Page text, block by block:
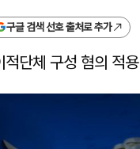
구글 검색 선호 출처로 추가
단체 구성 혐의 적용